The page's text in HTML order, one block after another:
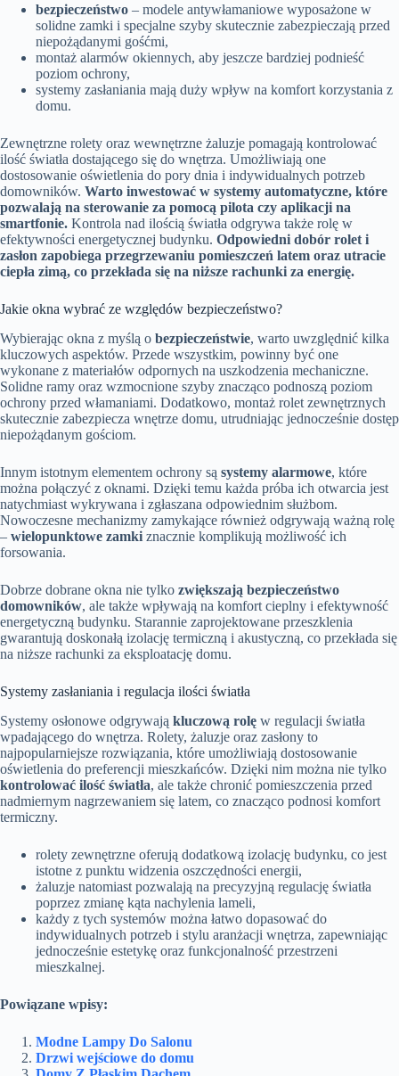
bezpieczeństwo – modele antywłamaniowe wyposażone w
solidne zamki i specjalne szyby skutecznie zabezpieczają przed
niepożądanymi gośćmi,
montaż alarmów okiennych, aby jeszcze bardziej podnieść
poziom ochrony,
systemy zasłaniania mają duży wpływ na komfort korzystania z
domu.
Zewnętrzne rolety oraz wewnętrzne żaluzje pomagają kontrolować
ilość światła dostającego się do wnętrza. Umożliwiają one
dostosowanie oświetlenia do pory dnia i indywidualnych potrzeb
domowników. Warto inwestować w systemy automatyczne, które
pozwalają na sterowanie za pomocą pilota czy aplikacji na
smartfonie. Kontrola nad ilością światła odgrywa także rolę w
efektywności energetycznej budynku. Odpowiedni dobór rolet i
zasłon zapobiega przegrzewaniu pomieszczeń latem oraz utracie
ciepła zimą, co przekłada się na niższe rachunki za energię.
Jakie okna wybrać ze względów bezpieczeństwo?
Wybierając okna z myślą o bezpieczeństwie, warto uwzględnić kilka
kluczowych aspektów. Przede wszystkim, powinny być one
wykonane z materiałów odpornych na uszkodzenia mechaniczne.
Solidne ramy oraz wzmocnione szyby znacząco podnoszą poziom
ochrony przed włamaniami. Dodatkowo, montaż rolet zewnętrznych
skutecznie zabezpiecza wnętrze domu, utrudniając jednocześnie dostęp
niepożądanym gościom.
Innym istotnym elementem ochrony są systemy alarmowe, które
można połączyć z oknami. Dzięki temu każda próba ich otwarcia jest
natychmiast wykrywana i zgłaszana odpowiednim służbom.
Nowoczesne mechanizmy zamykające również odgrywają ważną rolę
– wielopunktowe zamki znacznie komplikują możliwość ich
forsowania.
Dobrze dobrane okna nie tylko zwiększają bezpieczeństwo
domowników, ale także wpływają na komfort cieplny i efektywność
energetyczną budynku. Starannie zaprojektowane przeszklenia
gwarantują doskonałą izolację termiczną i akustyczną, co przekłada się
na niższe rachunki za eksploatację domu.
Systemy zasłaniania i regulacja ilości światła
Systemy osłonowe odgrywają kluczową rolę w regulacji światła
wpadającego do wnętrza. Rolety, żaluzje oraz zasłony to
najpopularniejsze rozwiązania, które umożliwiają dostosowanie
oświetlenia do preferencji mieszkańców. Dzięki nim można nie tylko
kontrolować ilość światła, ale także chronić pomieszczenia przed
nadmiernym nagrzewaniem się latem, co znacząco podnosi komfort
termiczny.
rolety zewnętrzne oferują dodatkową izolację budynku, co jest
istotne z punktu widzenia oszczędności energii,
żaluzje natomiast pozwalają na precyzyjną regulację światła
poprzez zmianę kąta nachylenia lameli,
każdy z tych systemów można łatwo dopasować do
indywidualnych potrzeb i stylu aranżacji wnętrza, zapewniając
jednocześnie estetykę oraz funkcjonalność przestrzeni
mieszkalnej.
Powiązane wpisy:
Modne Lampy Do Salonu
Drzwi wejściowe do domu